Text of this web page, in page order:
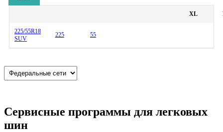
XL
225/55R18
SUV
225 55
Сервисные программы для легковых
шин